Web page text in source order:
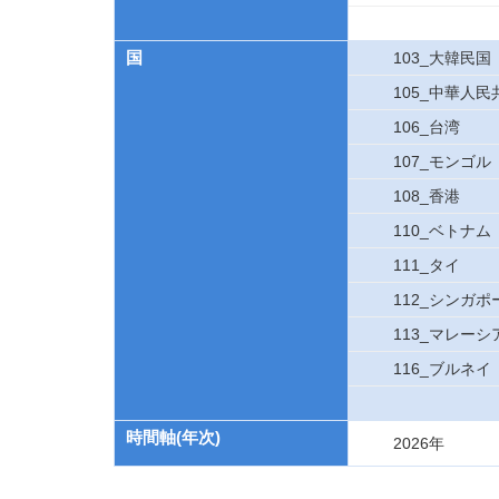
国
103_大韓民国
105_中華人民
106_台湾
107_モンゴル
108_香港
110_ベトナム
111_タイ
112_シンガポ
113_マレーシ
116_ブルネイ
時間軸(年次) 2026年